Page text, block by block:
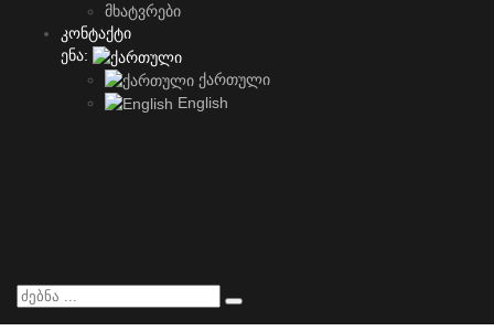
მხატვრები
კონტაქტი
ენა:
ქართული
English